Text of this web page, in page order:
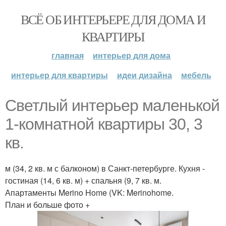
ВСЁ ОБ ИНТЕРЬЕРЕ ДЛЯ ДОМА И
КВАРТИРЫ
главная
интерьер для дома
интерьер для квартиры
идеи дизайна мебель
Светлый интерьер маленькой
1-комнатной квартиры 30, 3
кв.
м (34, 2 кв. м с балконом) в Санкт-петербурге. Кухня -
гостиная (14, 6 кв. м) + спальня (9, 7 кв. м.
Апартаменты Merino Home (VK: Merinohome.
План и больше фото +